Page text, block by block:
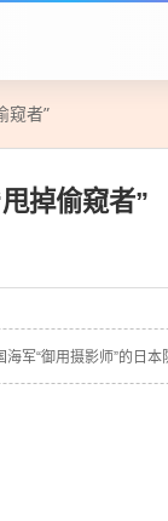
窥者”
掉偷窥者”
军“御用摄影师”的日